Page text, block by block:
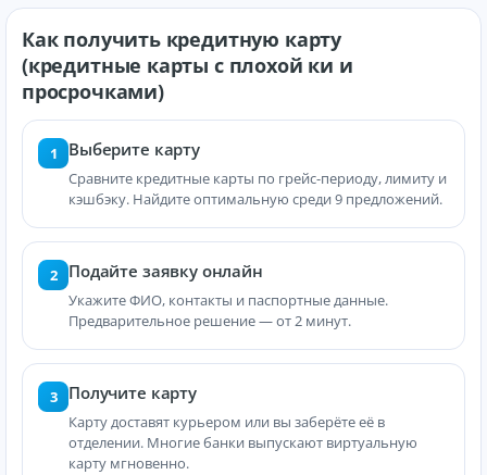
Как получить кредитную карту
(кредитные карты с плохой ки и
просрочками)
1 Выберите карту
Сравните кредитные карты по грейс-периоду, лимиту и
кэшбэку. Найдите оптимальную среди 9 предложений.
2 Подайте заявку онлайн
Укажите ФИО, контакты и паспортные данные.
Предварительное решение — от 2 минут.
3 Получите карту
Карту доставят курьером или вы заберёте её в
отделении. Многие банки выпускают виртуальную
карту мгновенно.